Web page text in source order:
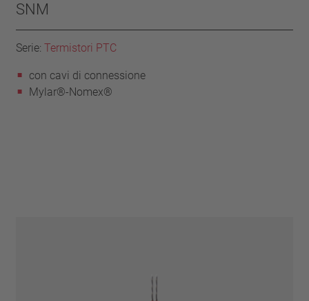
SNM
Serie:Termistori PTC
con cavi di connessione
Mylar®-Nomex®